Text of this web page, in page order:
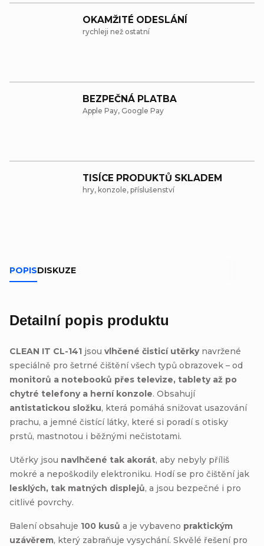
OKAMŽITÉ ODESLÁNÍ
rychleji než ostatní
BEZPEČNÁ PLATBA
Apple Pay, Google Pay
TISÍCE PRODUKTŮ SKLADEM
hry, konzole, příslušenství
POPISDISKUZE
Detailní popis produktu
CLEAN IT CL-141 jsou vlhčené čisticí utěrkynavržené
speciálně pro šetrné čištění všech typů obrazovek – od
monitorů a notebooků přes televize, tablety až po
chytré telefony a herní konzole. Obsahují
antistatickou složku, která pomáhá snižovat usazování
prachu, a jemné čistící látky, které si poradí s otisky
prstů, mastnotou i běžnými nečistotami.
Utěrky jsou navlhčené tak akorát, aby nebyly příliš
mokré a nepoškodily elektroniku. Hodí se pro čištění jak
lesklých, tak matných displejů, a jsou bezpečné i pro
citlivé povrchy.
Balení obsahuje 100 kusů a je vybaveno praktickým
uzávěrem, který zabraňuje vysychání. Skvělé řešení pro